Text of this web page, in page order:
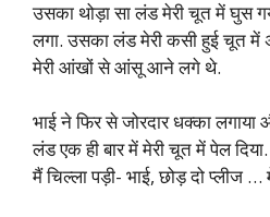
उसका थोड़ा सा लंड मेरी चूत में घुस
लगा. उसका लंड मेरी कसी हुई चूत में
मेरी आंखों से आंसू आने लगे थे.
भाई ने फिर से जोरदार धक्का
लंड एक ही बार में मेरी चूत में पेल दिया.
मैं चिल्ला पड़ी- भाई, छोड़ दो प्लीज